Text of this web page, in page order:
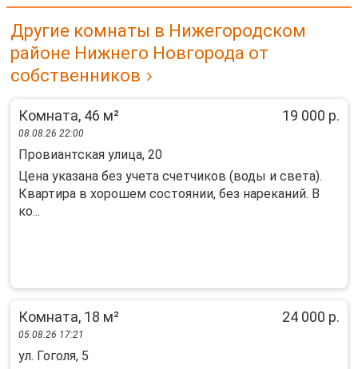
Другие комнаты в Нижегородском
районе Нижнего Новгорода от
собственников
Комната, 46 м² 19 000 р.
08.08.26 22:00
Провиантская улица, 20
Цена указана без учета счетчиков (воды и света).
Квартира в хорошем состоянии, без нареканий. В
ко...
Комната, 18 м² 24 000 р.
05.08.26 17:21
ул. Гоголя, 5